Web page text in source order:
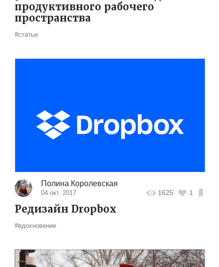
продуктивного рабочего
пространства
#статьи
Полина Королевская
04 окт. 2017 1625 1
Редизайн Dropbox
#вдохновение